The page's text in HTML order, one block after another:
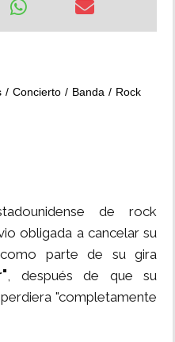
Concierto Banda
Rock
de rock
obligada a cancelar su
parte de su gira
, después de que su
perdiera "completamente